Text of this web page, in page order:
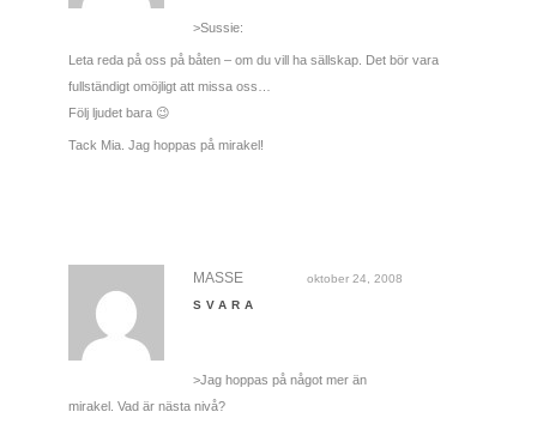
>Sussie:
Leta reda på oss på båten – om du vill ha sällskap. Det bör vara
fullständigt omöjligt att missa oss…
Följ ljudet bara 😉
Tack Mia. Jag hoppas på mirakel!
oktober 24, 2008
MASSE
SVARA
>Jag hoppas på något mer än
mirakel. Vad är nästa nivå?